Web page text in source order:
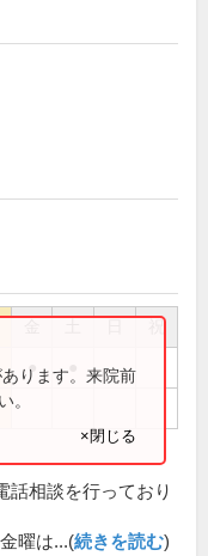
祝
●
ります。来院前
。
×閉じる
話相談を行っており
曜は...(続きを読む)